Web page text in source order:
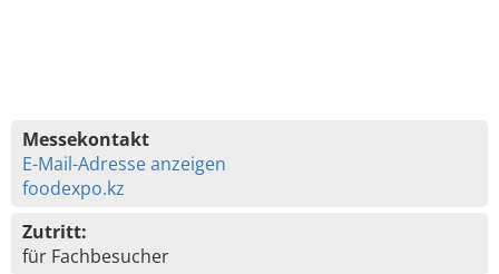
Messekontakt
E-Mail-Adresse anzeigen
foodexpo.kz
Zutritt:
für Fachbesucher